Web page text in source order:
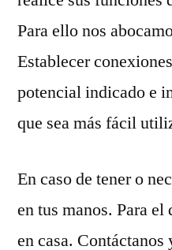
Para ello nos
Establecer
potencial indicado e
que sea más fácil
En caso de tener o
en tus manos. Para
en casa. Contáctanos